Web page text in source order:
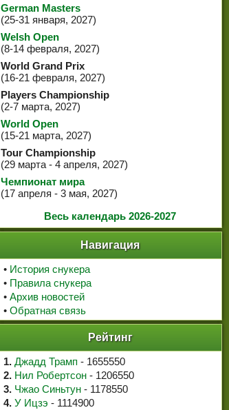
German Masters
(25-31 января, 2027)
Welsh Open
(8-14 февраля, 2027)
World Grand Prix
(16-21 февраля, 2027)
Players Championship
(2-7 марта, 2027)
World Open
(15-21 марта, 2027)
Tour Championship
(29 марта - 4 апреля, 2027)
Чемпионат мира
(17 апреля - 3 мая, 2027)
Весь календарь 2026-2027
Навигация
• История снукера
• Правила снукера
• Архив новостей
• Обратная связь
Рейтинг
1. Джадд Трамп - 1655550
2. Нил Робертсон - 1206550
3. Чжао Синьтун - 1178550
4. У Ицзэ - 1114900